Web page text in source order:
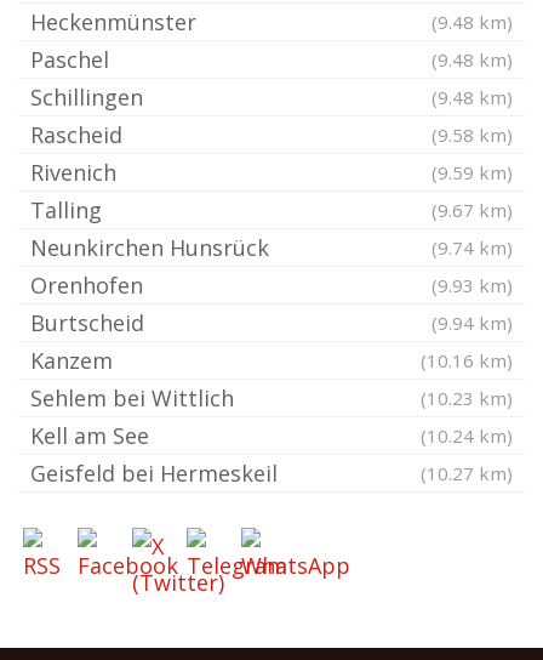
Heckenmünster (9.48 km)
Paschel (9.48 km)
Schillingen (9.48 km)
Rascheid (9.58 km)
Rivenich (9.59 km)
Talling (9.67 km)
Neunkirchen Hunsrück (9.74 km)
Orenhofen (9.93 km)
Burtscheid (9.94 km)
Kanzem (10.16 km)
Sehlem bei Wittlich (10.23 km)
Kell am See (10.24 km)
Geisfeld bei Hermeskeil (10.27 km)